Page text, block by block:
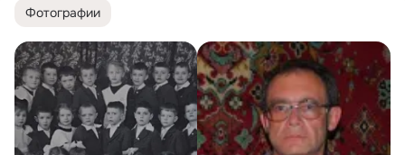
Фотографии